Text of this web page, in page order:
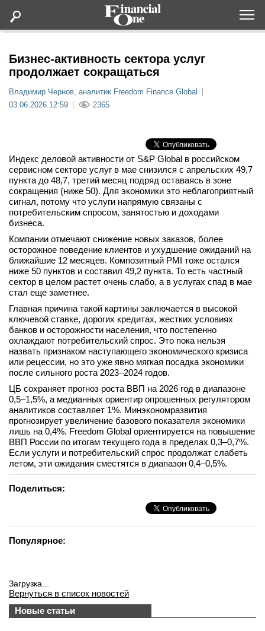
Статьи
Мероприятия
Новости
Интервью
вконтакте
телеграм
Стать автором
Вход
Бизнес-активность сектора услуг
продолжает сокращаться
Владимир Чернов, аналитик Freedom Finance Global
03.06.2026 12:59
2365
Индекс деловой активности от S&P Global в российском
сервисном секторе услуг в мае снизился с апрельских 49,7
пункта до 48,7, третий месяц подряд оставаясь в зоне
сокращения (ниже 50). Для экономики это неблагоприятный
сигнал, потому что услуги напрямую связаны с
потребительским спросом, занятостью и доходами
бизнеса.
Компании отмечают снижение новых заказов, более
осторожное поведение клиентов и ухудшение ожиданий на
ближайшие 12 месяцев. Композитный PMI тоже остался
ниже 50 пунктов и составил 49,2 пункта. То есть частный
сектор в целом растет очень слабо, а в услугах спад в мае
стал еще заметнее.
Главная причина такой картины заключается в высокой
ключевой ставке, дорогих кредитах, жестких условиях
банков и осторожности населения, что постепенно
охлаждают потребительский спрос. Это пока нельзя
назвать признаком наступающего экономического кризиса
или рецессии, но это уже явно мягкая посадка экономики
после сильного роста 2023–2024 годов.
ЦБ сохраняет прогноз роста ВВП на 2026 год в диапазоне
0,5–1,5%, а медианных ориентир опрошенных регулятором
аналитиков составляет 1%. Минэкономразвития
прогнозирует увеличение базового показателя экономики
лишь на 0,4%. Freedom Global ориентируется на повышение
ВВП России по итогам текущего года в пределах 0,3–0,7%.
Если услуги и потребительский спрос продолжат слабеть
летом, эти ожидания сместятся в диапазон 0,4–0,5%.
Поделиться:
Популярное:
Загрузка...
Вернуться в список новостей
Новые статьи